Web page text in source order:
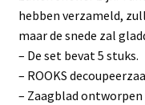
hebben verzameld,
maar de snede zal
– De set bevat 5 stuks.
– ROOKS
– Zaagblad